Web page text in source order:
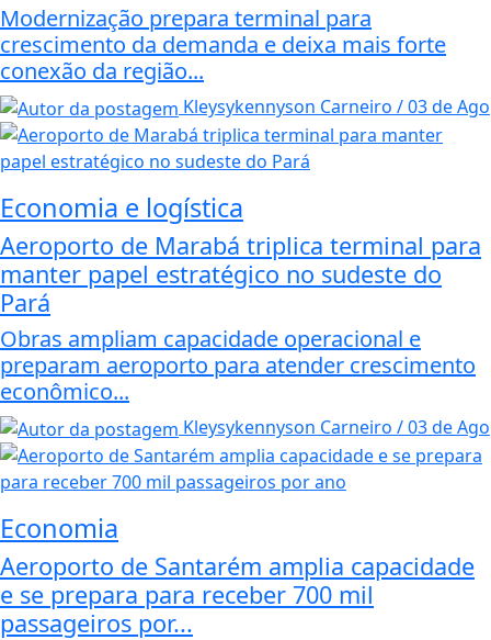
Modernização prepara terminal para
crescimento da demanda e deixa mais forte
conexão da região...
Kleysykennyson Carneiro / 03 de Ago
Economia e logística
Aeroporto de Marabá triplica terminal para
manter papel estratégico no sudeste do
Pará
Obras ampliam capacidade operacional e
preparam aeroporto para atender crescimento
econômico...
Kleysykennyson Carneiro / 03 de Ago
Economia
Aeroporto de Santarém amplia capacidade
e se prepara para receber 700 mil
passageiros por...